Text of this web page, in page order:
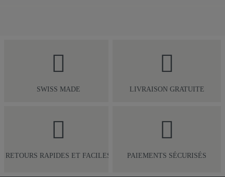
SWISS MADE LIVRAISON GRATUITE
RETOURS RAPIDES ET FACILES PAIEMENTS SÉCURISÉS